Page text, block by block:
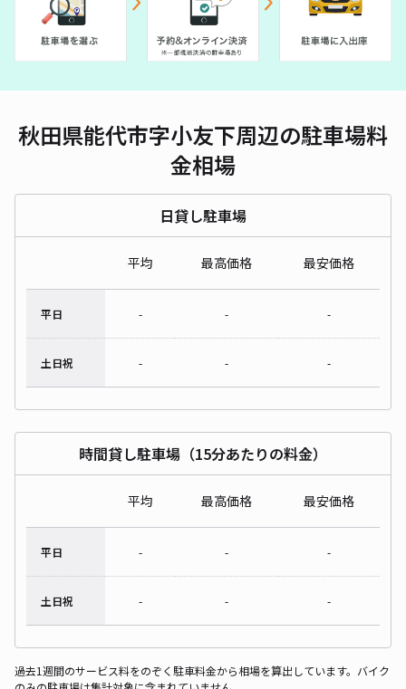
秋田県能代市字小友下周辺の駐車場料
金相場
日貸し駐車場
平均 最高価格 最安価格
平日 - - -
土日祝 - - -
時間貸し駐車場（15分あたりの料金）
平均 最高価格 最安価格
平日 - - -
土日祝 - - -
過去1週間のサービス料をのぞく駐車料金から相場を算出しています。バイク